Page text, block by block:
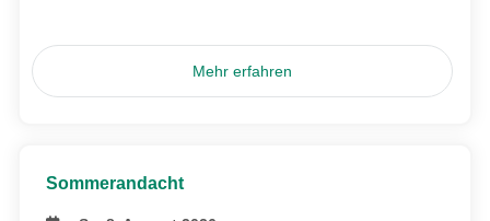
Mehr erfahren
Sommerandacht